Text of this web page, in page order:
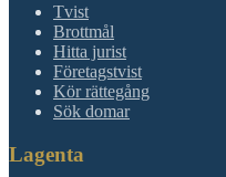
Tvist
Brottmål
Hitta jurist
Företagstvist
Kör rättegång
Sök domar
Lagenta